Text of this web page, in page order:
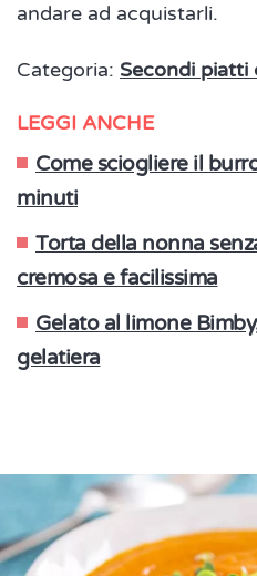
andare ad acquistarli.
Categoria: Secondi piatti
LEGGI ANCHE
Come sciogliere il
minuti
Torta della nonna
cremosa e facilissima
Gelato al limone
gelatiera